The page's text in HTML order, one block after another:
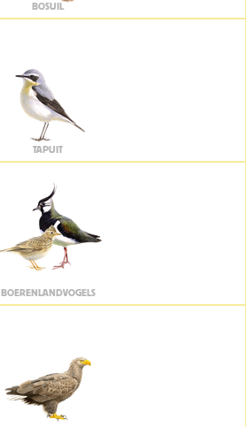
BOSUIL
TAPUIT
BOERENLANDVOGELS